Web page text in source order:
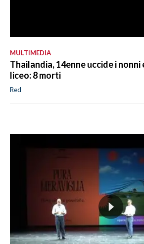
MULTIMEDIA
Thailandia, 14enne uccide i
liceo: 8 morti
Red